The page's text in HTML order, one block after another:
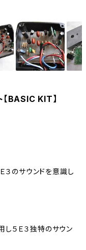
BASIC KIT】
３のサウンドを意識し
し５Ｅ３独特のサウン